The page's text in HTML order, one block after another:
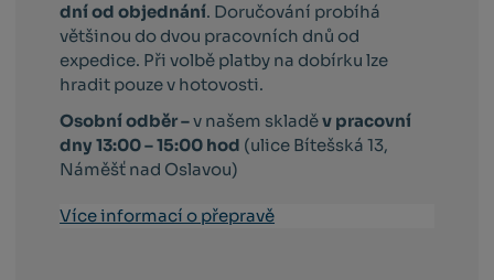
dní od objednání. Doručování probíhá
většinou do dvou pracovních dnů od
expedice. Při volbě platby na dobírku lze
hradit pouze v hotovosti.
Osobní odběr –v našem skladěv pracovní
dny 13:00 – 15:00 hod (ulice Bítešská 13,
Náměšť nad Oslavou)
Více informací o přepravě